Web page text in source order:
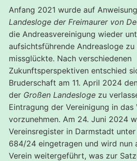
Anfang 2021 wurde auf
Landesloge der Freimaurer von
die Andreasvereinigung wieder
aufsichtsführende Andreasloge
missglückte. Nach verschiedenen
Zukunftsperspektiven entschied
Bruderschaft am 11. April 2024
der Großen Landesloge zu
Eintragung der Vereinigung in das
vorzunehmen. Am 24. Juni 2024
Vereinsregister in Darmstadt
684/24 eingetragen und wird nun
Verein weitergeführt, was zur